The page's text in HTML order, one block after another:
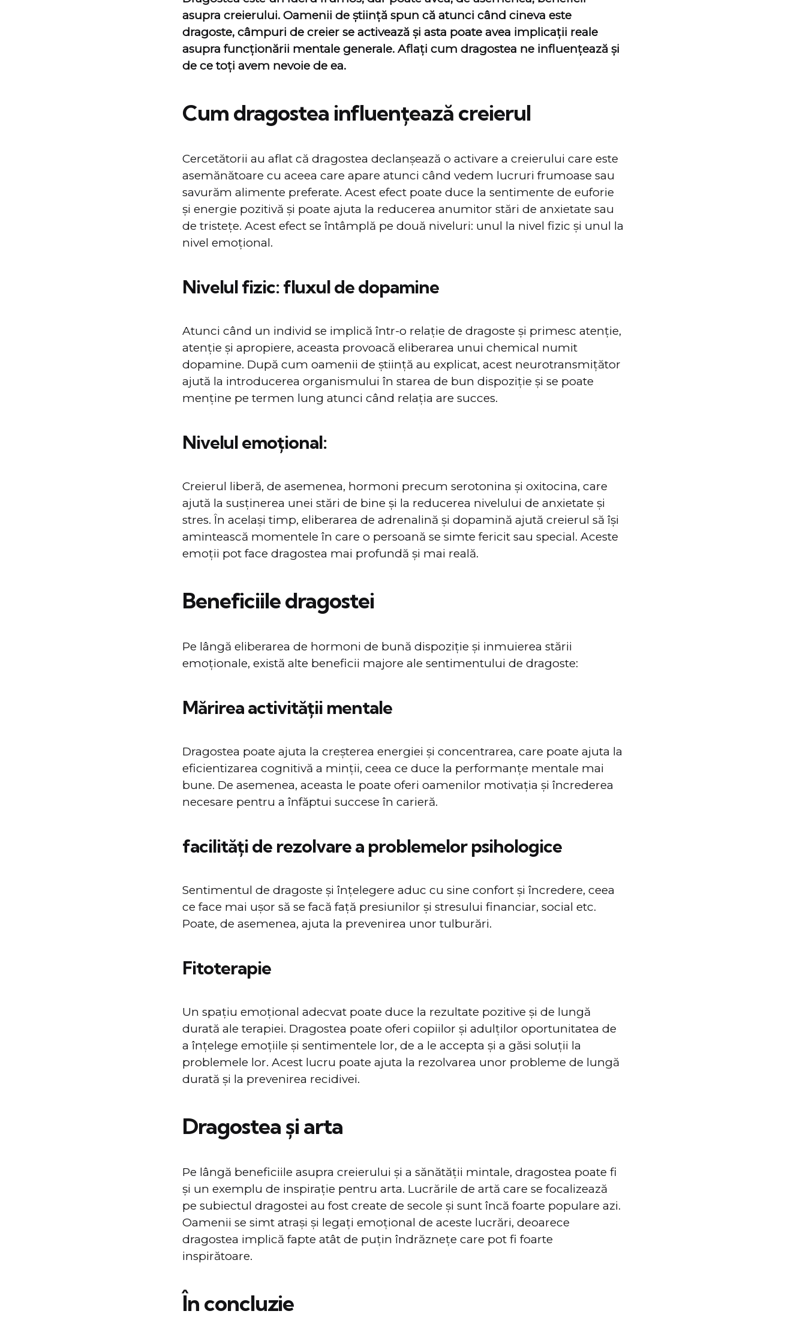
asupra creierului. Oamenii de știință spun că atunci când cineva este
dragoste, câmpuri de creier se activează și asta poate avea implicații reale
asupra funcționării mentale generale. Aflați cum dragostea ne influențează și
de ce toți avem nevoie de ea.
Cum dragostea influențează creierul
Cercetătorii au aflat că dragostea declanșează o activare a creierului care este
asemănătoare cu aceea care apare atunci când vedem lucruri frumoase sau
savurăm alimente preferate. Acest efect poate duce la sentimente de euforie
și energie pozitivă și poate ajuta la reducerea anumitor stări de anxietate sau
de tristețe. Acest efect se întâmplă pe două niveluri: unul la nivel fizic și unul la
nivel emoțional.
Nivelul fizic: fluxul de dopamine
Atunci când un individ se implică într-o relație de dragoste și primesc atenție,
atenție și apropiere, aceasta provoacă eliberarea unui chemical numit
dopamine. După cum oamenii de știință au explicat, acest neurotransmițător
ajută la introducerea organismului în starea de bun dispoziție și se poate
menține pe termen lung atunci când relația are succes.
Nivelul emoțional:
Creierul liberă, de asemenea, hormoni precum serotonina și oxitocina, care
ajută la susținerea unei stări de bine și la reducerea nivelului de anxietate și
stres. În același timp, eliberarea de adrenalină și dopamină ajută creierul să își
amintească momentele în care o persoană se simte fericit sau special. Aceste
emoții pot face dragostea mai profundă și mai reală.
Beneficiile dragostei
Pe lângă eliberarea de hormoni de bună dispoziție și inmuierea stării
emoționale, există alte beneficii majore ale sentimentului de dragoste:
Mărirea activității mentale
Dragostea poate ajuta la creșterea energiei și concentrarea, care poate ajuta la
eficientizarea cognitivă a minții, ceea ce duce la performanțe mentale mai
bune. De asemenea, aceasta le poate oferi oamenilor motivația și încrederea
necesare pentru a înfăptui succese în carieră.
facilități de rezolvare a problemelor psihologice
Sentimentul de dragoste și înțelegere aduc cu sine confort și încredere, ceea
ce face mai ușor să se facă față presiunilor și stresului financiar, social etc.
Poate, de asemenea, ajuta la prevenirea unor tulburări.
Fitoterapie
Un spațiu emoțional adecvat poate duce la rezultate pozitive și de lungă
durată ale terapiei. Dragostea poate oferi copiilor și adulților oportunitatea de
a înțelege emoțiile și sentimentele lor, de a le accepta și a găsi soluții la
problemele lor. Acest lucru poate ajuta la rezolvarea unor probleme de lungă
durată și la prevenirea recidivei.
Dragostea și arta
Pe lângă beneficiile asupra creierului și a sănătății mintale, dragostea poate fi
și un exemplu de inspirație pentru arta. Lucrările de artă care se focalizează
pe subiectul dragostei au fost create de secole și sunt încă foarte populare azi.
Oamenii se simt atrași și legați emoțional de aceste lucrări, deoarece
dragostea implică fapte atât de puțin îndrăznețe care pot fi foarte
inspirătoare.
În concluzie